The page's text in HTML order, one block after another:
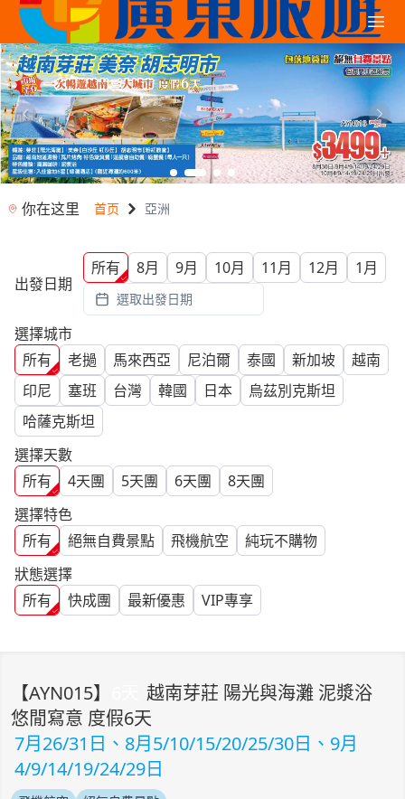
你在这里 首页 亞洲
出發日期
所有 8月 9月 10月 11月 12月 1月
選取出發日期
選擇城市
所有
老撾 馬來西亞 尼泊爾 泰國 新加坡
越南
印尼
塞班 台灣 韓國 日本
烏茲別克斯坦
哈薩克斯坦
選擇天數
所有
4天團 5天團 6天團 8天團
選擇特色
所有
絕無自費景點 飛機航空
純玩不購物
狀態選擇
所有
快成團 最新優惠 VIP專享
【AYN015】
越南芽莊 陽光與海灘 泥漿浴
悠閒寫意 度假6天
7月26/31日、8月5/10/15/20/25/30日、9月
4/9/14/19/24/29日